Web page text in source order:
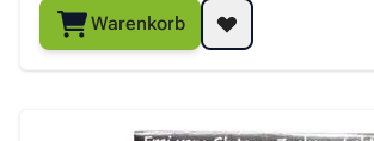
Warenkorb